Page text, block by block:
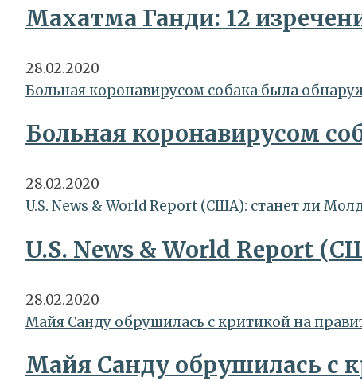
Махатма Ганди: 12
28.02.2020
Больная коронавирусом собака была
Больная коронавирусом
28.02.2020
U.S. News & World Report (США): станет ли
U.S. News & World Report
28.02.2020
Майя Санду обрушилась с критикой на
Майя Санду обрушилась с